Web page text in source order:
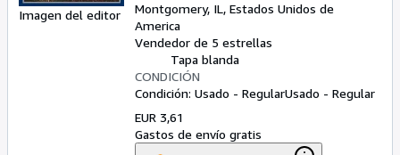
Imagen del editor
Montgomery, IL, Estados Unidos de
America
Vendedor de 5 estrellas
Tapa blanda
CONDICIÓN
Condición: Usado - RegularUsado - Regular
EUR 3,61
Gastos de envío gratis